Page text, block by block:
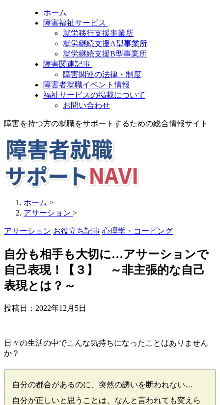
ホーム
障害福祉サービス
就労移行支援事業所
就労継続支援A型事業所
就労継続支援B型事業所
障害関連記事
障害関連の法律・制度
障害者就職イベント情報
福祉サービスの掲載について
お問い合わせ
障害を持つ方の就職をサポートするための総合情報サイト
ホーム >
アサーション >
アサーション お役立ち記事 心理学・コーピング
自分も相手も大切に…アサーションで
自己表現！【３】 ～非主張的な自己
表現とは？～
投稿日： 2022年12月5日
日々の生活の中でこんな気持ちになったことはありません
か？
自分の都合があるのに、突然の誘いを断われない…
自分が正しいと思うことは、なんと言われても変えら